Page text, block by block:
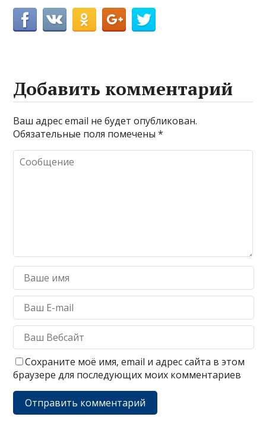
Добавить комментарий
Ваш адрес email не будет опубликован.
Обязательные поля помечены*
Сохраните моё имя, email и адрес сайта в этом
браузере для последующих моих комментариев